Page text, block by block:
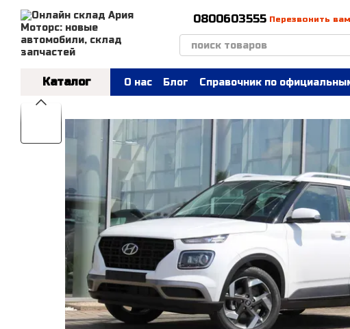
Перейти к основному контенту
0800603555 Перезвонить
Каталог О нас Блог Справочник по